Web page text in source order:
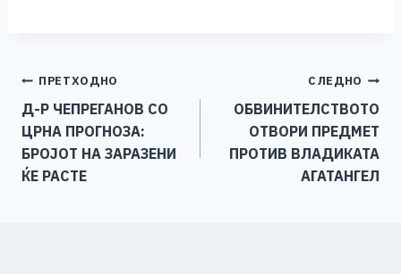
b
o
o
k
n
g
er
Li
n
k
Навигација
на
напис
ПРЕТХОДНО
Д-Р ЧЕПРЕГАНОВ СО
ЦРНА ПРОГНОЗА:
БРОЈОТ НА ЗАРАЗЕНИ
ЌЕ РАСТЕ
СЛЕДНО
ОБВИНИТЕЛСТВОТО
ОТВОРИ ПРЕДМЕТ
ПРОТИВ ВЛАДИКАТА
АГАТАНГЕЛ